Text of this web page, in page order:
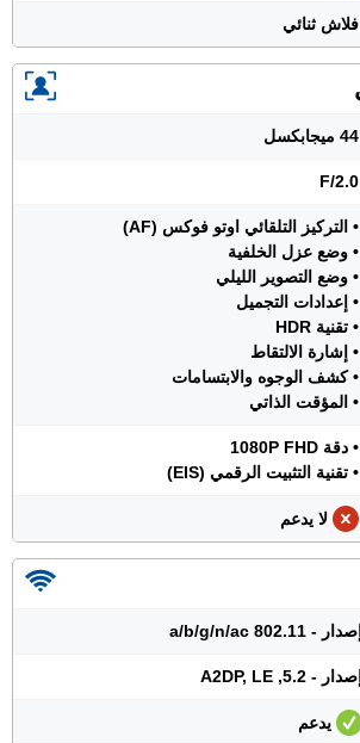
فلاش ثنائي
44 ميجابكسل
F/2.0
• التركيز التلقائي اوتو فوكس (AF)
• وضع عزل الخلفية
• وضع التصوير الليلي
• إعدادات التجميل
• تقنية HDR
• إشارة الالتقاط
• كشف الوجوه والابتسامات
• المؤقت الذاتي
• دقة 1080P FHD
• تقنية التثبيت الرقمي (EIS)
لا يدعم
إصدار - 802.11 a/b/g/n/ac
إصدار - 5.2, A2DP, LE
يدعم